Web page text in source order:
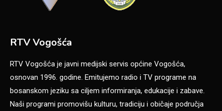
RTV Vogošća
RTV Vogošća je javni medijski servis općine Vogošća,
osnovan 1996. godine. Emitujemo radio i TV programe na
bosanskom jeziku sa ciljem informiranja, edukacije i zabave.
Naši programi promovišu kulturu, tradiciju i običaje područja